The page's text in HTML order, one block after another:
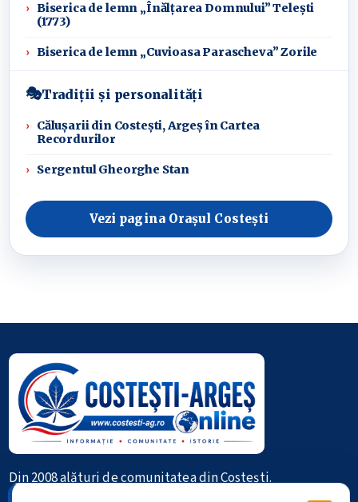
Biserica de lemn „Înălțarea Domnului” Telești
(1773)
Biserica de lemn „Cuvioasa Parascheva” Zorile
🎭Tradiții și personalități
Călușarii din Costești, Argeș în Cartea
Recordurilor
Sergentul Gheorghe Stan
Vezi pagina Orașul Costești
Din 2008 alături de comunitatea din Costești.